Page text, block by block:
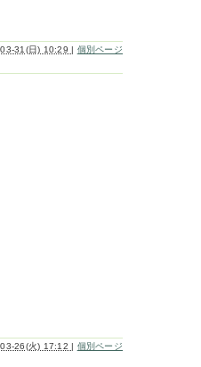
31(日) 10:29 | 個別ページ
26(火) 17:12 | 個別ページ